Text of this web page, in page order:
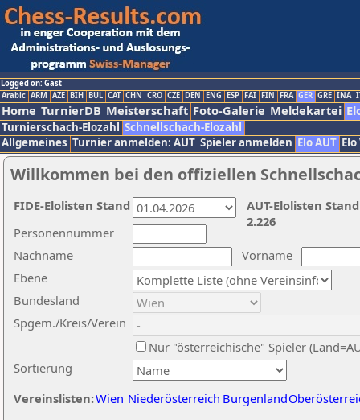
Logged on: Gast
Arabic ARM AZE BIH BUL CAT CHN CRO CZE DEN ENG ESP FAI FIN FRA GER GRE INA
Home TurnierDB Meisterschaft Foto-Galerie Meldekartei
Turnierschach-Elozahl Schnellschach-Elozahl
Allgemeines Turnier anmelden: AUT Spieler anmelden Elo AUT
Willkommen bei den offiziellen
Nachname
Vorname
Ebene
Sortierung
Personennummer
Bundesland
Spgem./Kreis/Verein
Nur "österreichische" Spieler
Vereinslisten:Wien Niederösterreich Burgenland
AUT-Elolisten
2.226
FIDE-Elolisten Stand